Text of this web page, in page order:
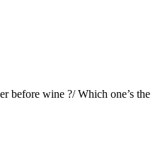
before wine ?/ Which one’s